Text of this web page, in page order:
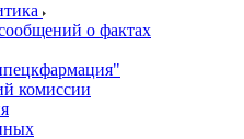
о фактах
комиссии